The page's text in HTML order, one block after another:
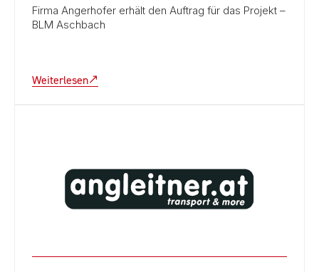
Firma Angerhofer erhält den Auftrag für das Projekt –
BLM Aschbach
Weiterlesen